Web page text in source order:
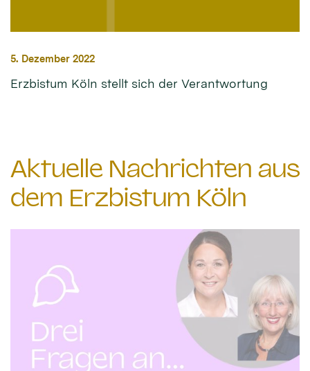
5. Dezember 2022
Erzbistum Köln stellt sich der Verantwortung
Aktuelle Nachrichten aus
dem Erzbistum Köln